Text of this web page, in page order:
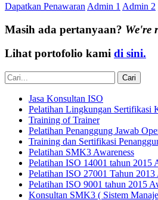
Dapatkan Penawaran Admin 1 Admin 2
Masih ada pertanyaan? We're
Lihat portofolio kami di sini.
Jasa Konsultan ISO
Pelatihan Lingkungan
Training of Trainer
Pelatihan Penanggung Jawab
Training dan Sertifikasi
Pelatihan SMK3 Awareness
Pelatihan ISO 14001 tahun 2015
Pelatihan ISO 27001 Tahun 2013
Pelatihan ISO 9001 tahun 2015
Konsultan SMK3 ( Sistem